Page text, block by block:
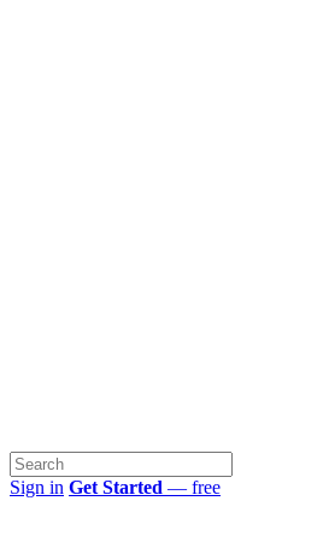
Sign in Get Started — free